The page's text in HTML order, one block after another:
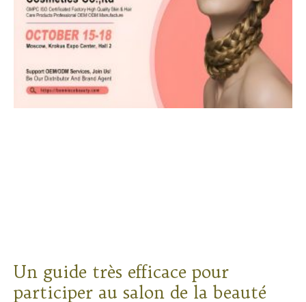
Un guide très efficace pour
participer au salon de la beauté